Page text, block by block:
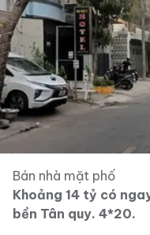
Bán nhà mặt phố
Khoảng 14 tỷ có
bền Tân quy. 4*20.